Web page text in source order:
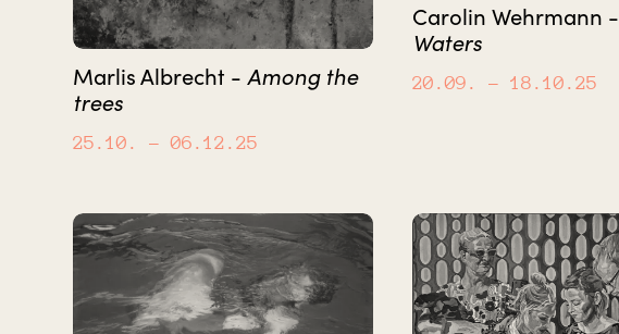
Marlis Albrecht -Among the
trees
25.10. – 06.12.25
Carolin Wehrmann -
Waters
20.09. – 18.10.25